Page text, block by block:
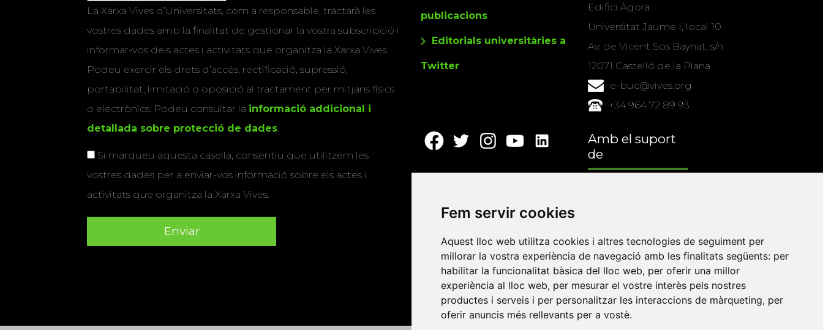
Fem servir cookies
Aquest lloc web utilitza cookies i altres tecnologies de seguiment per
millorar la vostra experiència de navegació amb les finalitats següents: per
habilitar la funcionalitat bàsica del lloc web, per oferir una millor
experiència al lloc web, per mesurar el vostre interès pels nostres
productes i serveis i per personalitzar les interaccions de màrqueting, per
oferir anuncis més rellevants per a vostè.
La Xarxa Vives d’Universitats, com a responsable, tractarà les
vostres dades amb la finalitat de gestionar la vostra subscripció i
informar-vos dels actes i activitats que organitza la Xarxa Vives.
Podeu exercir els drets d’accés, rectificació, supressió,
portabilitat, limitació o oposició al tractament per mitjans físics
o electrònics. Podeu consultar la informació addicional i
detallada sobre protecció de dades
Si marqueu aquesta casella, consentiu que utilitzem les
vostres dades per a enviar-vos informació sobre els actes i
activitats que organitza la Xarxa Vives.
publicacions
Editorials universitàries a
Twitter
Edifici Àgora
Universitat Jaume I, local 10
Av. de Vicent Sos Baynat, s/n
12071 Castelló de la Plana
e-buc@vives.org
+34 964 72 89 93
Amb el suport
de